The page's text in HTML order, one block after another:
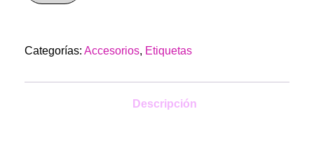
Categorías: Accesorios, Etiquetas
Descripción